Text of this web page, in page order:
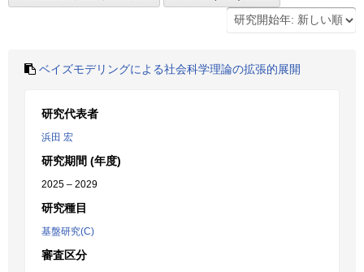
ベイズモデリングによる社会科学理論の拡張的展開
研究代表者
浜田 宏
研究期間 (年度)
2025 – 2029
研究種目
基盤研究(C)
審査区分